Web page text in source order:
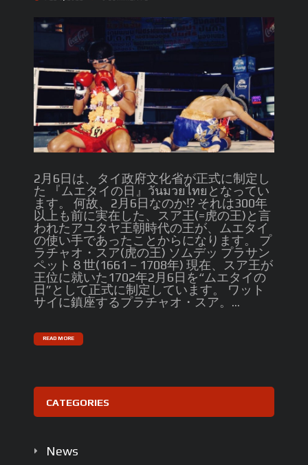
2月6日は、タイ政府文化省が正式に制定し
た 『ムエタイの日』วันมวยไทยとなってい
ます。 何故、2月6日なのか⁉︎ それは300年
以上も前に実在した、スア王(=虎の王)と言
われたアユタヤ王朝時代の王が、ムエタイ
の使い手であったことからになります。 プ
ラチャオ・スア(虎の王) ソムデッ プラサン
ペット８世(1661－1708年) 現在、スア王が
王位に就いた1702年2月6日を“ムエタイの
日”として正式に制定しています。 ワット
サイに鎮座するプラチャオ・スア。...
READ MORE
CATEGORIES
News